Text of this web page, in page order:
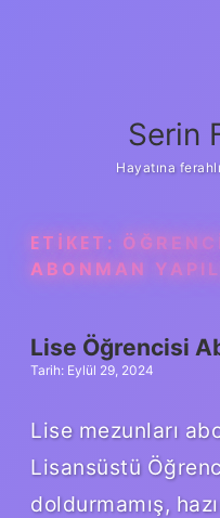
Serin
Hayatına
ETIKET:
ABONMAN
Lise Öğrencisi
Tarih: Eylül 29, 2024
Lise mezunları
Lisansüstü
doldurmamış,